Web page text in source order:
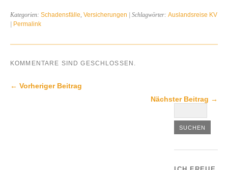
Kategorien: Schadensfälle Versicherungen | Schlagwörter: Auslandsreise KV
| Permalink
KOMMENTARE SIND GESCHLOSSEN.
← Vorheriger Beitrag
Nächster Beitrag →